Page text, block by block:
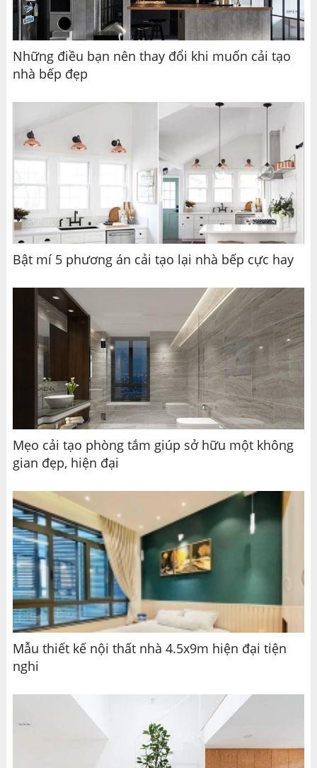
Những điều bạn nên thay đổi khi muốn cải tạo
nhà bếp đẹp
Bật mí 5 phương án cải tạo lại nhà bếp cực hay
Mẹo cải tạo phòng tắm giúp sở hữu một không
gian đẹp, hiện đại
Mẫu thiết kế nội thất nhà 4.5x9m hiện đại tiện
nghi